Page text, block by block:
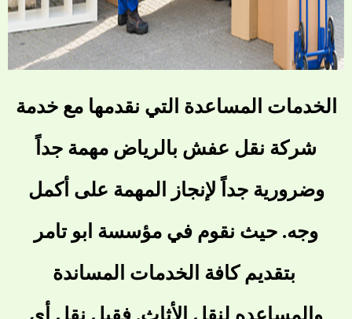
الخدمات المساعدة التي نقدمها مع خدمة
شركة نقل عفش بالرياض مهمة جداً
وضرورية جداً لإنجاز المهمة على أكمل
وجه. حيث نقوم في مؤسسة ابو تامر
بتقديم كافة الخدمات المساندة
والمساعده لنقل الأثاث. فقبل نقل أي